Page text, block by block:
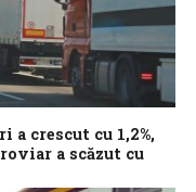
crescut cu 1,2%,
a scăzut cu